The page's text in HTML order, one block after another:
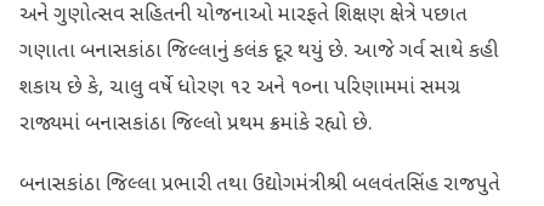
અને ગુણોત્સવ સહિતની યોજનાઓ મારફતે શિક્ષણ ક્ષેત્રે પછાત
ગણાતા બનાસકાંઠા જિલ્લાનું કલંક દૂર થયું છે. આજે ગર્વ સાથે કહી
શકાય છે કે, ચાલુ વર્ષે ધોરણ ૧૨ અને ૧૦ના પરિણામમાં સમગ્ર
રાજ્યમાં બનાસકાંઠા જિલ્લો પ્રથમ ક્રમાંકે રહ્યો છે.
બનાસકાંઠા જિલ્લા પ્રભારી તથા ઉદ્યોગમંત્રીશ્રી બલવંતસિંહ રાજપુતે